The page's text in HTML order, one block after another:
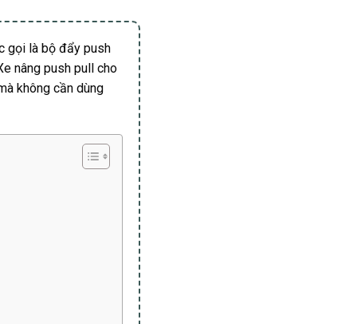
gọi là bộ đẩy push
nâng push pull cho
không cần dùng